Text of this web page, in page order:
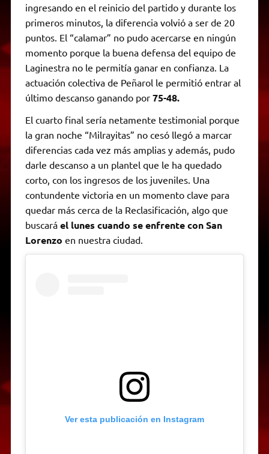
ingresando en el reinicio del partido y durante los
primeros minutos, la diferencia volvió a ser de 20
puntos. El “calamar” no pudo acercarse en ningún
momento porque la buena defensa del equipo de
Laginestra no le permitía ganar en confianza. La
actuación colectiva de Peñarol le permitió entrar al
último descanso ganando por 75-48.
El cuarto final sería netamente testimonial porque
la gran noche “Milrayitas” no cesó llegó a marcar
diferencias cada vez más amplias y además, pudo
darle descanso a un plantel que le ha quedado
corto, con los ingresos de los juveniles. Una
contundente victoria en un momento clave para
quedar más cerca de la Reclasificación, algo que
buscará el lunes cuando se enfrente con San
Lorenzo en nuestra ciudad.
Ver esta publicación en Instagram